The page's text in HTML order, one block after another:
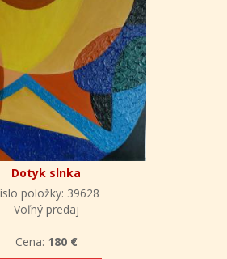
Dotyk slnka
položky: 39628
Voľný predaj
Cena: 180 €